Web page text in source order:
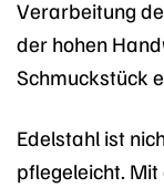
Verarbeitung
der hohen
Schmuckstück
Edelstahl ist
pflegeleicht. Mit